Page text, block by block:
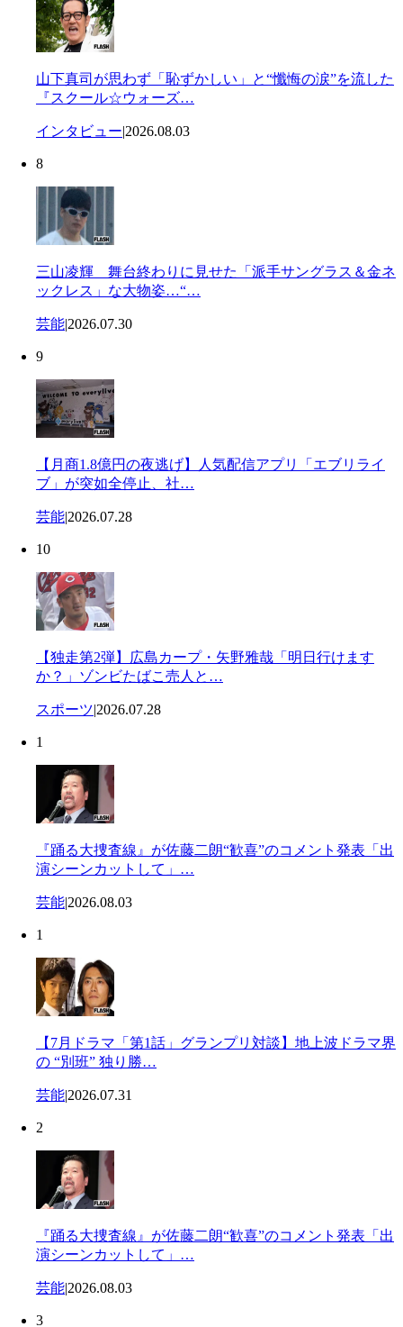
山下真司が思わず「恥ずかしい」と“懺悔の涙”を流した
『スクール☆ウォーズ…
インタビュー|2026.08.03
8
三山凌輝 舞台終わりに見せた「派手サングラス＆金ネ
ックレス」な大物姿…“…
芸能|2026.07.30
9
【月商1.8億円の夜逃げ】人気配信アプリ「エブリライ
ブ」が突如全停止、社…
芸能|2026.07.28
10
【独走第2弾】広島カープ・矢野雅哉「明日行けます
か？」ゾンビたばこ売人と…
スポーツ|2026.07.28
1
『踊る大捜査線』が佐藤二朗“歓喜”のコメント発表「出
演シーンカットして」…
芸能|2026.08.03
1
【7月ドラマ「第1話」グランプリ対談】地上波ドラマ界
の “別班” 独り勝…
芸能|2026.07.31
2
『踊る大捜査線』が佐藤二朗“歓喜”のコメント発表「出
演シーンカットして」…
芸能|2026.08.03
3